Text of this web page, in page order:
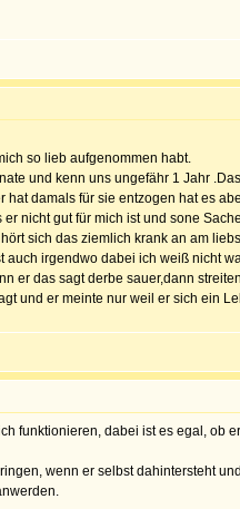
so lieb aufgenommen habt.
und kenn uns ungefähr 1 Jahr
damals für sie entzogen hat es
nicht gut für mich ist und sone
sich das ziemlich krank an am
auch irgendwo dabei ich weiß nicht
er das sagt derbe sauer,dann
und er meinte nur weil er sich ein
funktionieren, dabei ist es egal, ob
wenn er selbst dahintersteht